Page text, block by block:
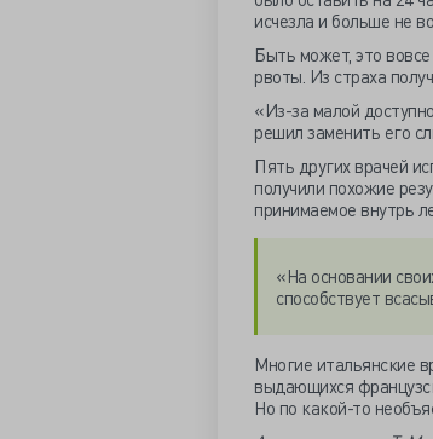
исчезла и больше не
Быть может, это
рвоты. Из страха
«Из-за малой
решил заменить его
Пять других врачей
получили похожие
принимаемое внутрь
«На основании
способствует
Многие итальянские
выдающихся
Но по какой-то